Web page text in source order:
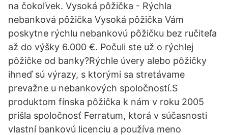
na čokoľvek. Vysoká pôžička - Rýchla
nebanková pôžička Vysoká pôžička Vám
poskytne rýchlu nebankovú pôžičku bez ručiteľa
až do výšky 6.000 €. Počuli ste už o rýchlej
pôžičke od banky?Rýchle úvery alebo pôžičky
ihneď sú výrazy, s ktorými sa stretávame
prevažne u nebankových spoločností.S
produktom fínska pôžička k nám v roku 2005
prišla spoločnosť Ferratum, ktorá v súčasnosti
vlastní bankovú licenciu a používa meno